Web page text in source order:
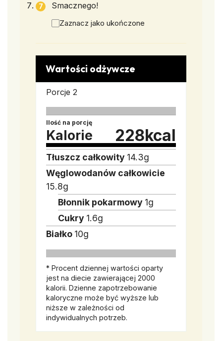
Smacznego!
Zaznacz jako ukończone
Wartości odżywcze
Porcje 2
Ilość na porcję
Kalorie 228kcal
Tłuszcz całkowity 14.3g
Węglowodanów całkowicie
15.8g
Błonnik pokarmowy 1g
Cukry 1.6g
Białko 10g
* Procent dziennej wartości oparty
jest na diecie zawierającej 2000
kalorii. Dzienne zapotrzebowanie
kaloryczne może być wyższe lub
niższe w zależności od
indywidualnych potrzeb.